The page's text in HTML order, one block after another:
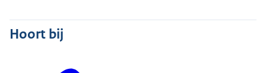
Hoort bij